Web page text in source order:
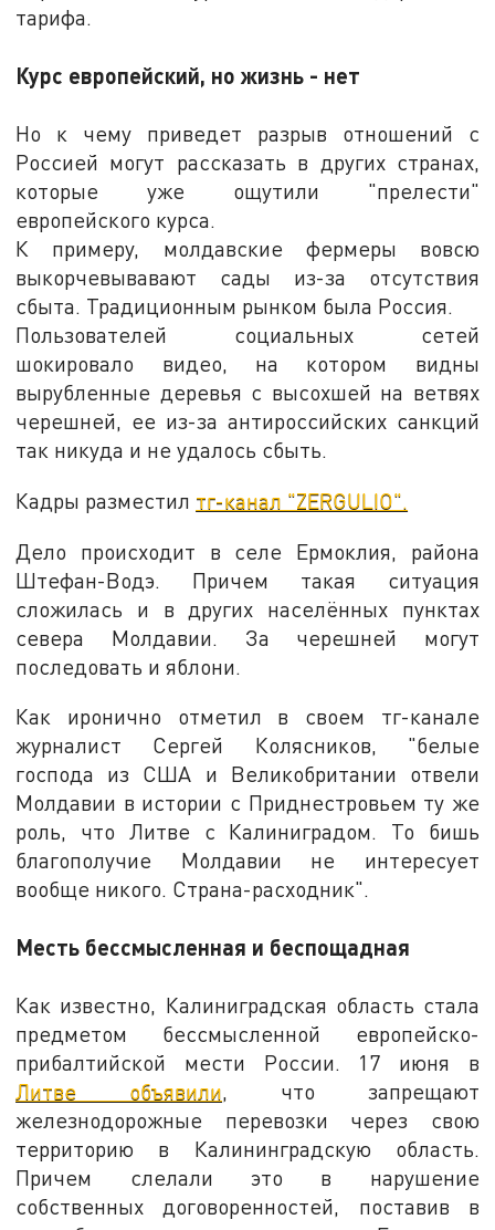
тарифа.
Курс европейский, но жизнь - нет
Но к чему приведет разрыв отношений с
Россией могут рассказать в других странах,
которые уже ощутили "прелести"
европейского курса.
К примеру, молдавские фермеры вовсю
выкорчевывавают сады из-за отсутствия
сбыта. Традиционным рынком была Россия.
Пользователей социальных сетей
шокировало видео, на котором видны
вырубленные деревья с высохшей на ветвях
черешней, ее из-за антироссийских санкций
так никуда и не удалось сбыть.
Кадры разместил тг-канал "ZERGULIO".
Дело происходит в селе Ермоклия, района
Штефан-Водэ. Причем такая ситуация
сложилась и в других населённых пунктах
севера Молдавии. За черешней могут
последовать и яблони.
Как иронично отметил в своем тг-канале
журналист Сергей Колясников, "белые
господа из США и Великобритании отвели
Молдавии в истории с Приднестровьем ту же
роль, что Литве с Калиниградом. То бишь
благополучие Молдавии не интересует
вообще никого. Страна-расходник".
Месть бессмысленная и беспощадная
Как известно, Калиниградская область стала
предметом бессмысленной европейско-
прибалтийской мести России. 17 июня в
Литве объявили, что запрещают
железнодорожные перевозки через свою
территорию в Калининградскую область.
Причем слелали это в нарушение
собственных договоренностей, поставив в